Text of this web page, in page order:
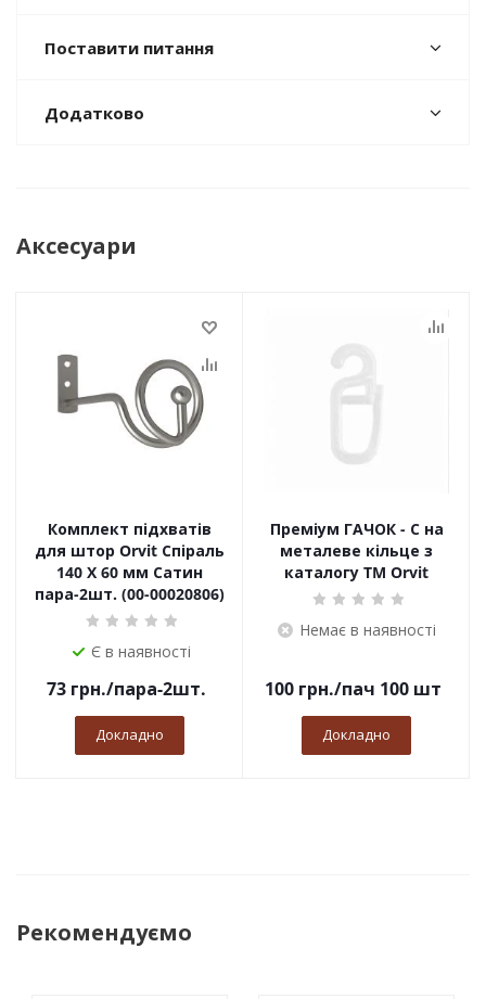
Поставити питання
Додатково
Аксесуари
Комплект підхватів
для штор Orvit Спіраль
140 Х 60 мм Сатин
пара-2шт. (00-00020806)
Є в наявності
73грн./пара-2шт.
Докладно
Преміум ГАЧОК - С на
металеве кільце з
каталогу TM Orvit
Немає в наявності
100грн./пач 100 шт
Докладно
Рекомендуємо